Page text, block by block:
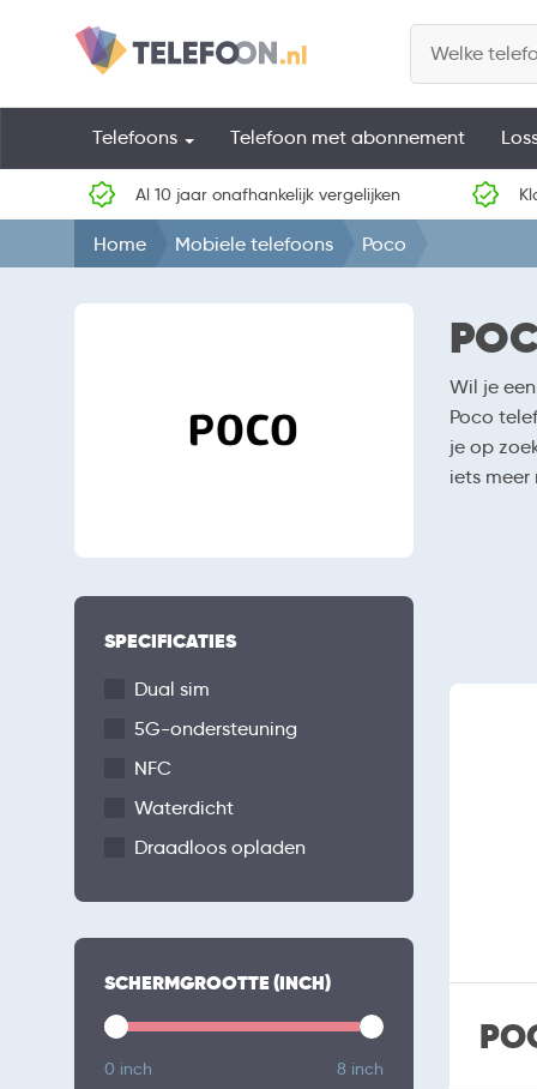
Telefoons Telefoon met abonnement
Al 10 jaar onafhankelijk vergelijken
Home Mobiele telefoons Poco
Wil je
Poco
je op
iets meer
SPECIFICATIES
Dual sim
5G-ondersteuning
NFC
Waterdicht
Draadloos opladen
SCHERMGROOTTE (INCH)
0 inch 8 inch